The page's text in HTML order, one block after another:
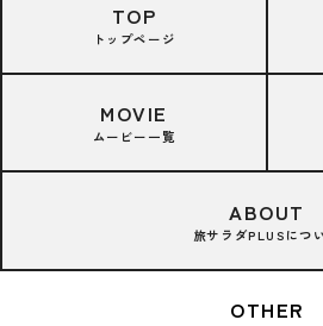
TOP
トップページ
MOVIE
ムービー一覧
ABOUT
旅サラダPLUSにつ
OTHER